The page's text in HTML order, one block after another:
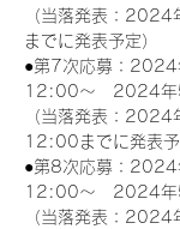
（当落発表：
までに発表予定）
●第7次応募：2024
12:00～　2024
（当落発表：2024
12:00までに発表予
●第8次応募：2024
12:00～　2024
（当落発表：2024